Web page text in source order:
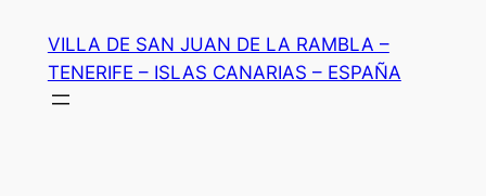
contenido
VILLA DE SAN JUAN DE LA RAMBLA –
TENERIFE – ISLAS CANARIAS – ESPAÑA